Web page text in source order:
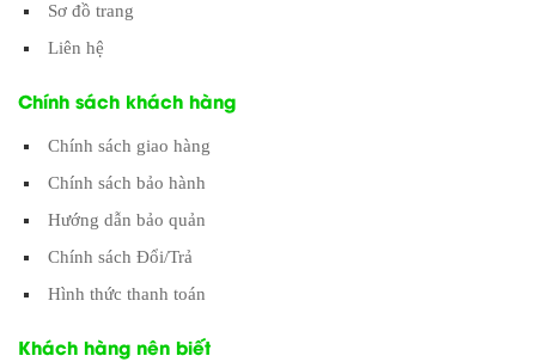
Sơ đồ trang
Liên hệ
Chính sách khách hàng
Chính sách giao hàng
Chính sách bảo hành
Hướng dẫn bảo quản
Chính sách Đổi/Trả
Hình thức thanh toán
Khách hàng nên biết